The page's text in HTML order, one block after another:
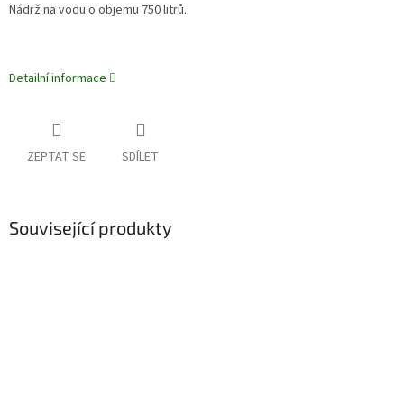
Nádrž na vodu o objemu 750 litrů.
Detailní informace
ZEPTAT SE SDÍLET
Související produkty